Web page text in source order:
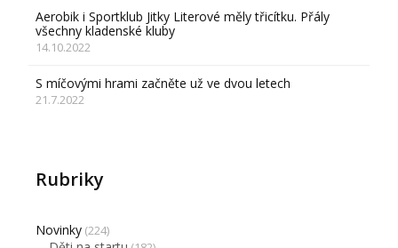
Aerobik i Sportklub Jitky Literové měly třicítku. Přály
všechny kladenské kluby
14.10.2022
S míčovými hrami začněte už ve dvou letech
21.7.2022
Rubriky
Novinky (224)